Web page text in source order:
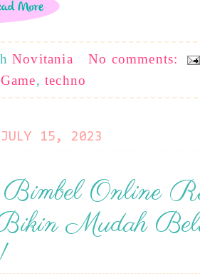
Novitania
No comments:
Game,techno
JULY 15, 2023
Online
Mudah